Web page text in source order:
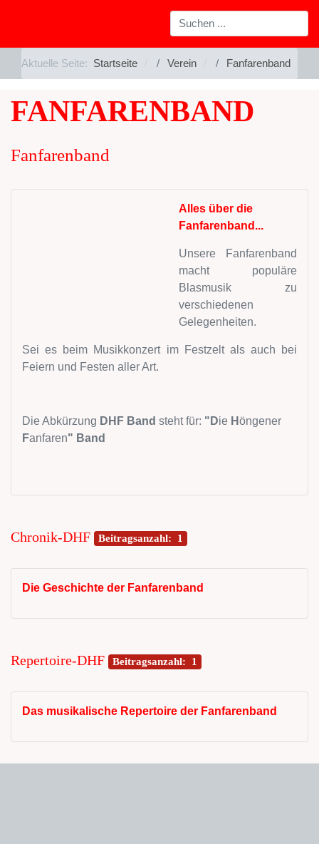
Aktuelle Seite: Startseite Verein Fanfarenband
FANFARENBAND
Fanfarenband
Alles über die
Fanfarenband...
Unsere Fanfarenband
macht populäre
Blasmusik zu
verschiedenen
Gelegenheiten.
Sei es beim Musikkonzert im Festzelt als auch bei
Feiern und Festen aller Art.
Die Abkürzung DHF Band steht für: "Die Höngener
Fanfaren" Band
Chronik-DHF Beitragsanzahl: 1
Die Geschichte der Fanfarenband
Repertoire-DHF Beitragsanzahl: 1
Das musikalische Repertoire der Fanfarenband